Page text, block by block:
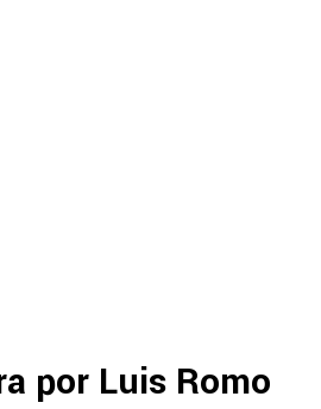
por Luis Romo